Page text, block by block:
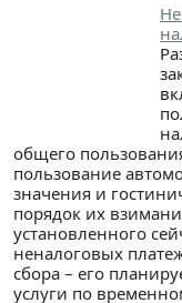
общего
пользование
значения и
порядок их
установленного
неналоговых
сбора – его
услуги по